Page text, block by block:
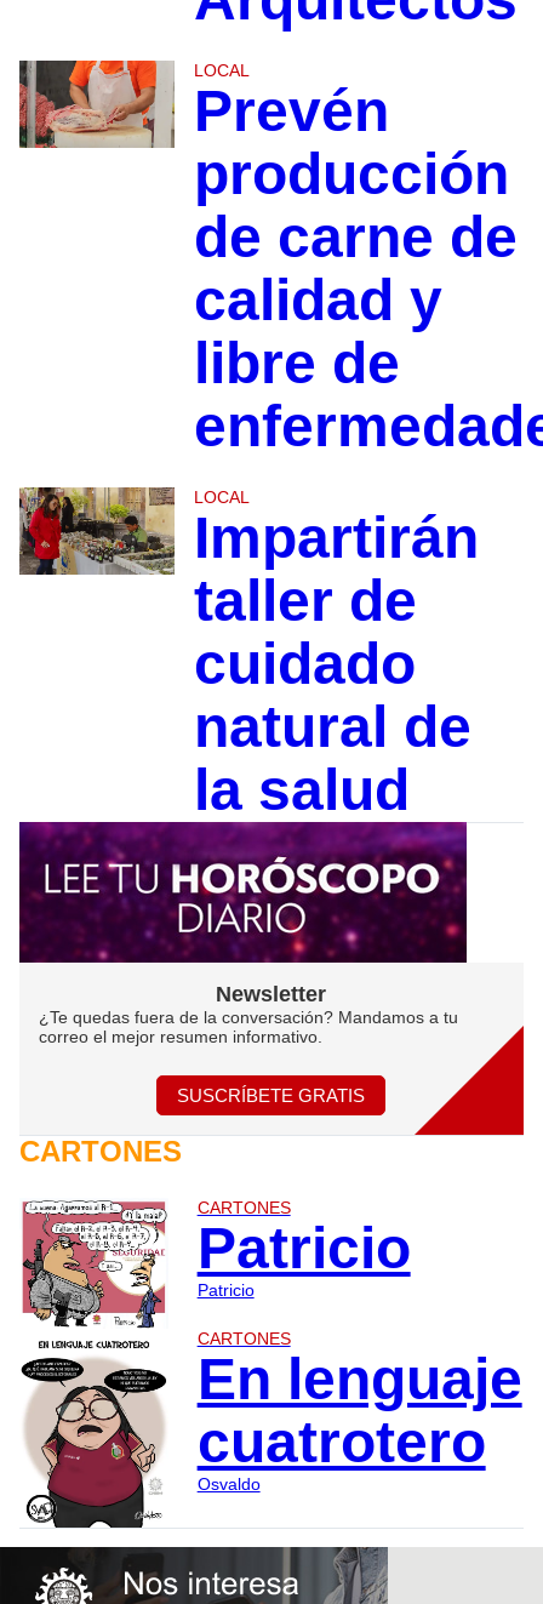
LOCAL
Prevén
producción
de carne de
calidad y
libre de
LOCAL
Impartirán
taller de
cuidado
natural de
la salud
Newsletter
¿Te quedas fuera de la conversación? Mandamos a tu
correo el mejor resumen informativo.
SUSCRÍBETE GRATIS
CARTONES
CARTONES
Patricio
Patricio
CARTONES
En lenguaje
cuatrotero
Osvaldo